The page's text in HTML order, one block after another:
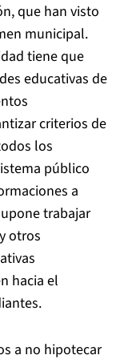
que han visto
municipal.
tiene que
educativas de
criterios de
los
público
a
trabajar
otros
hacia el
a no hipotecar